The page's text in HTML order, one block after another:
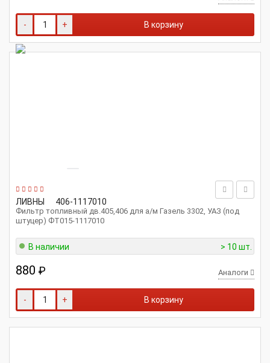
- + В корзину
ЛИВНЫ 406-1117010
Фильтр топливный дв.405,406 для а/м Газель 3302, УАЗ (под
штуцер) ФТ015-1117010
В наличии > 10 шт.
880 ₽ Аналоги
- + В корзину